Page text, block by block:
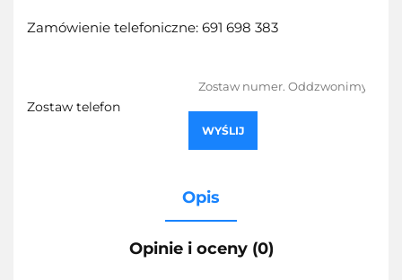
Zamówienie telefoniczne: 691 698 383
Zostaw telefon
WYŚLIJ
Opis
Opinie i oceny (0)